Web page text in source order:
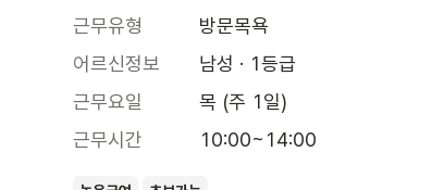
근무유형
방문목욕
어르신정보
남성 · 1등급
근무요일
목 (주 1일)
근무시간
10:00~14:00